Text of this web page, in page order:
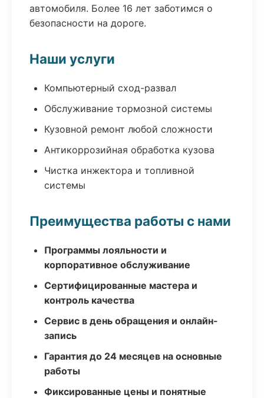
автомобиля. Более 16 лет заботимся о
безопасности на дороге.
Наши услуги
Компьютерный сход-развал
Обслуживание тормозной системы
Кузовной ремонт любой сложности
Антикоррозийная обработка кузова
Чистка инжектора и топливной
системы
Преимущества работы с нами
Программы лояльности и
корпоративное обслуживание
Сертифицированные мастера и
контроль качества
Сервис в день обращения и онлайн-
запись
Гарантия до 24 месяцев на основные
работы
Фиксированные цены и понятные